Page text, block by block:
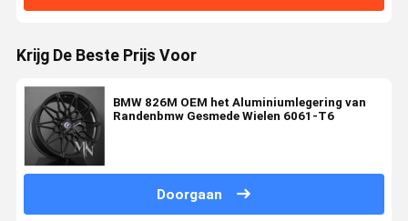
Krijg De Beste Prijs Voor
BMW 826M OEM het Aluminiumlegering van
Randenbmw Gesmede Wielen 6061-T6
Doorgaan